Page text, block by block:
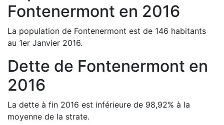
Fontenermont en 2016
La population de Fontenermont est de 146 habitants
au 1er Janvier 2016.
Dette de Fontenermont en
2016
La dette à fin 2016 est inférieure de 98,92% à la
moyenne de la strate.